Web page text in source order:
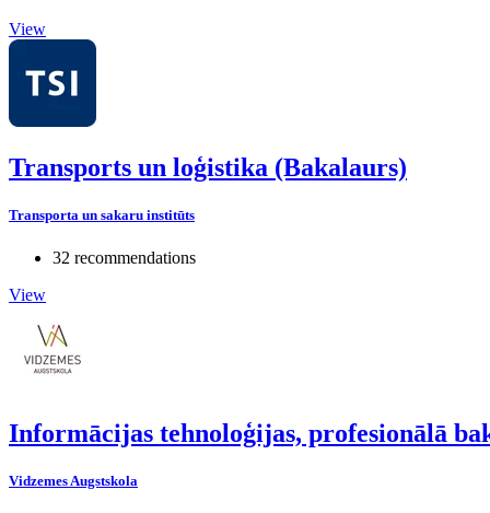
View
Transports un loģistika (Bakalaurs)
Transporta un sakaru institūts
32 recommendations
View
Informācijas tehnoloģijas, profesionālā
Vidzemes Augstskola